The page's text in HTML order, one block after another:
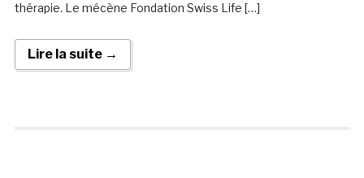
thérapie. Le mécène Fondation Swiss Life […]
Lire la suite →